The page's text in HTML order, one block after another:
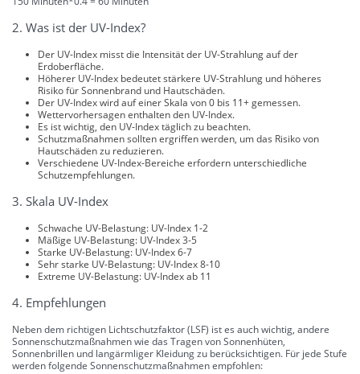
2. Was ist der UV-Index?
Der UV-Index misst die Intensität der UV-Strahlung auf der
Erdoberfläche.
Höherer UV-Index bedeutet stärkere UV-Strahlung und höheres
Risiko für Sonnenbrand und Hautschäden.
Der UV-Index wird auf einer Skala von 0 bis 11+ gemessen.
Wettervorhersagen enthalten den UV-Index.
Es ist wichtig, den UV-Index täglich zu beachten.
Schutzmaßnahmen sollten ergriffen werden, um das Risiko von
Hautschäden zu reduzieren.
Verschiedene UV-Index-Bereiche erfordern unterschiedliche
Schutzempfehlungen.
3. Skala UV-Index
Schwache UV-Belastung: UV-Index 1-2
Mäßige UV-Belastung: UV-Index 3-5
Starke UV-Belastung: UV-Index 6-7
Sehr starke UV-Belastung: UV-Index 8-10
Extreme UV-Belastung: UV-Index ab 11
4. Empfehlungen
Neben dem richtigen Lichtschutzfaktor (LSF) ist es auch wichtig, andere
Sonnenschutzmaßnahmen wie das Tragen von Sonnenhüten,
Sonnenbrillen und langärmliger Kleidung zu berücksichtigen. Für jede Stufe
werden folgende Sonnenschutzmaßnahmen empfohlen: